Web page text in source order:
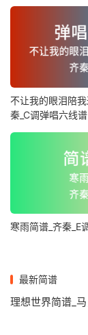
不让我的眼泪陪
秦_C调弹唱六线谱
寒雨简谱_齐秦_E
最新简谱
理想世界简谱_